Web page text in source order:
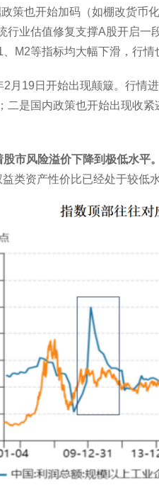
策也开始加码（如棚改货
行业估值修复支撑A股开启
M2等指标均大幅下滑，行情
月19日开始出现颠簸。行情
是国内政策也开始出现收
市风险溢价下降到极低水平。
类资产性价比已经处于较低水